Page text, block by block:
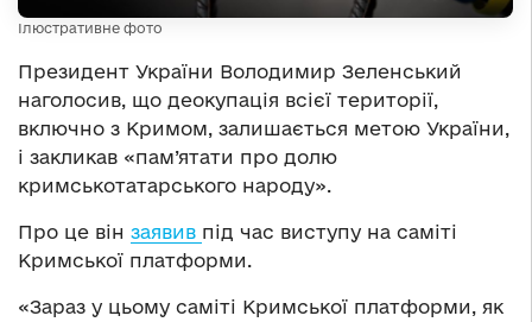
Ілюстративне фото
Президент України Володимир Зеленський
наголосив, що деокупація всієї території,
включно з Кримом, залишається метою України,
і закликав «пам’ятати про долю
кримськотатарського народу».
Про це він заявив під час виступу на саміті
Кримської платформи.
«Зараз у цьому саміті Кримської платформи, як